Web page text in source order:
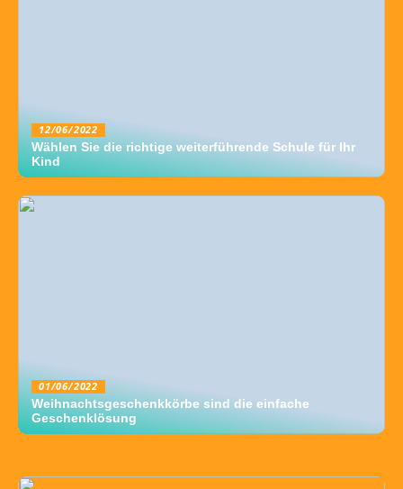
12/06/2022
Wählen Sie die richtige weiterführende Schule für Ihr
Kind
01/06/2022
Weihnachtsgeschenkkörbe sind die einfache
Geschenklösung